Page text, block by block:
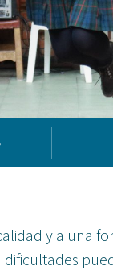
y a una